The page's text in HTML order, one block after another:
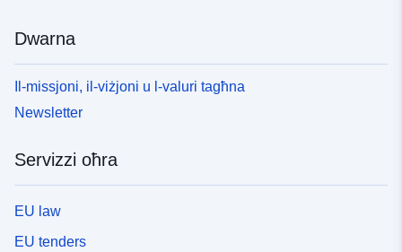
Dwarna
Il-missjoni, il-viżjoni u l-valuri tagħna
Newsletter
Servizzi oħra
EU law
EU tenders